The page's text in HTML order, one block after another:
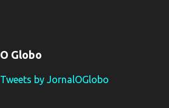
O Globo
Tweets by JornalOGlobo